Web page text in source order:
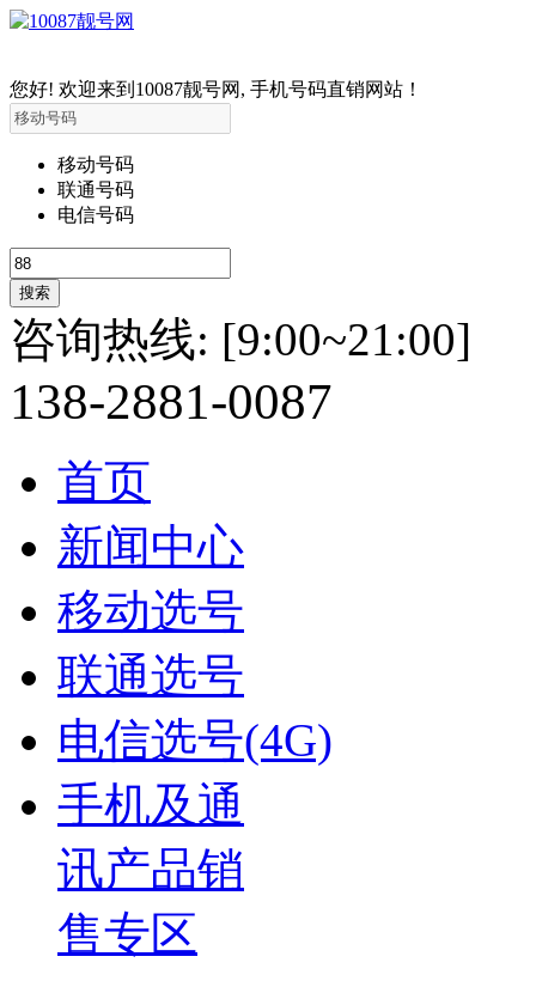
您好! 欢迎来到10087靓号网, 手机号码直销网站！
移动号码
联通号码
电信号码
咨询热线: [9:00~21:00]
138-2881-0087
首页
新闻中心
移动选号
联通选号
电信选号(4G)
手机及通
讯产品销
售专区